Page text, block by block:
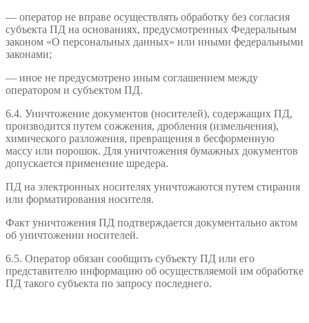
— оператор не вправе осуществлять обработку без согласия
субъекта ПД на основаниях, предусмотренных Федеральным
законом «О персональных данных» или иными федеральными
законами;
— иное не предусмотрено иным соглашением между
оператором и субъектом ПД.
6.4. Уничтожение документов (носителей), содержащих ПД,
производится путем сожжения, дробления (измельчения),
химического разложения, превращения в бесформенную
массу или порошок. Для уничтожения бумажных документов
допускается применение шредера.
ПД на электронных носителях уничтожаются путем стирания
или форматирования носителя.
Факт уничтожения ПД подтверждается документально актом
об уничтожении носителей.
6.5. Оператор обязан сообщить субъекту ПД или его
представителю информацию об осуществляемой им обработке
ПД такого субъекта по запросу последнего.